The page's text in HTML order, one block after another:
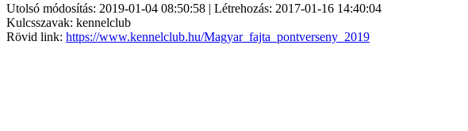
Utolsó módosítás: 2019-01-04 08:50:58 | Létrehozás: 2017-01-16 14:40:04
Kulcsszavak: kennelclub
Rövid link: https://www.kennelclub.hu/Magyar_fajta_pontverseny_2019